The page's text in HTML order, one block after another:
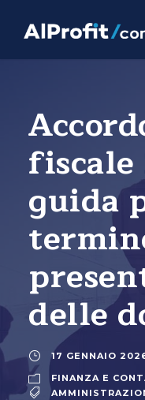
fiscale
guida
delle
17 GENNAIO
FINANZA E